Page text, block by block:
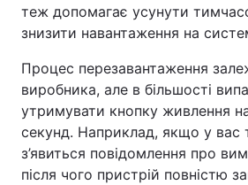
теж допомагає усунути
знизити навантаження на
Процес перезавантаження
виробника, але в більшості
утримувати кнопку живлення на
секунд. Наприклад, якщо у вас
з’явиться повідомлення про
після чого пристрій повністю